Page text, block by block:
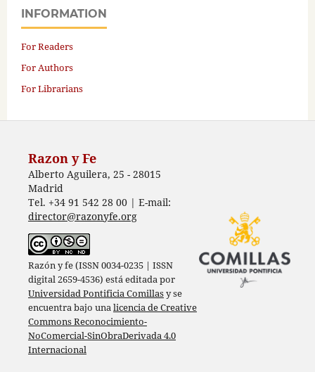
INFORMATION
For Readers
For Authors
For Librarians
Razon y Fe
Alberto Aguilera, 25 - 28015
Madrid
Tel. +34 91 542 28 00 | E-mail:
director@razonyfe.org
Razón y fe (ISSN 0034-0235 | ISSN
digital 2659-4536) está editada por
Universidad Pontificia Comillasy se
encuentra bajo unalicencia de Creative
Commons Reconocimiento-
NoComercial-SinObraDerivada 4.0
Internacional